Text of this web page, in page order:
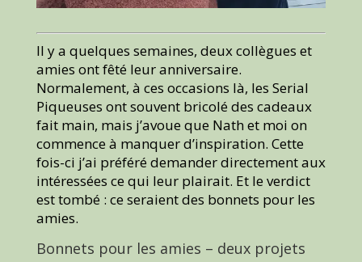
Il y a quelques semaines, deux collègues et
amies ont fêté leur anniversaire.
Normalement, à ces occasions là, les Serial
Piqueuses ont souvent bricolé des cadeaux
fait main, mais j’avoue que Nath et moi on
commence à manquer d’inspiration. Cette
fois-ci j’ai préféré demander directement aux
intéressées ce qui leur plairait. Et le verdict
est tombé : ce seraient des bonnets pour les
amies.
Bonnets pour les amies – deux projets